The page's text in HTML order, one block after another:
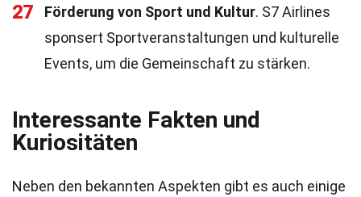
27 Förderung von Sport und Kultur. S7 Airlines
sponsert Sportveranstaltungen und kulturelle
Events, um die Gemeinschaft zu stärken.
Interessante Fakten und
Kuriositäten
Neben den bekannten Aspekten gibt es auch einige